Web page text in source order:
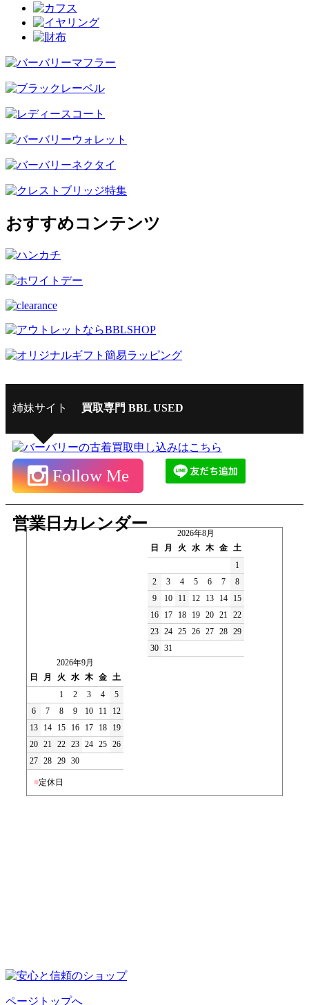
おすすめコンテンツ
姉妹サイト 買取専門 BBL USED
Follow Me
営業日カレンダー
2026年8月
日
月 火 水 木 金 土
1
2
3 4 5 6 7
8
9
10 11 12 13 14
15
16
17 18 19 20 21 22
23 24 25 26 27 28 29
30 31
2026年9月
日
月 火 水 木 金 土
1
2 3 4
5
6
7 8 9 10 11
12
13
14 15 16 17 18
19
20 21 22 23 24 25 26
27 28 29 30
■定休日
ページトップへ